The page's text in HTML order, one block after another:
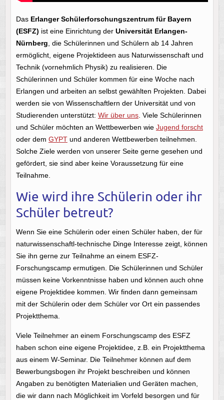
Das Erlanger Schülerforschungszentrum für Bayern
(ESFZ) ist eine Einrichtung der Universität Erlangen-
Nürnberg , die Schülerinnen und Schülern ab 14 Jahren
ermöglicht, eigene Projektideen aus Naturwissenschaft und
Technik (vornehmlich Physik) zu realisieren. Die
Schülerinnen und Schüler kommen für eine Woche nach
Erlangen und arbeiten an selbst gewählten Projekten. Dabei
werden sie von Wissenschaftlern der Universität und von
Studierenden unterstützt: Wir über uns. Viele Schülerinnen
und Schüler möchten an Wettbewerben wie Jugend forscht
oder dem GYPTund anderen Wettbewerben teilnehmen.
Solche Ziele werden von unserer Seite gerne gesehen und
gefördert, sie sind aber keine Voraussetzung für eine
Teilnahme.
Wie wird ihre Schülerin oder ihr
Schüler betreut?
Wenn Sie eine Schülerin oder einen Schüler haben, der für
naturwissenschaftl-technische Dinge Interesse zeigt, können
Sie ihn gerne zur Teilnahme an einem ESFZ-
Forschungscamp ermutigen. Die Schülerinnen und Schüler
müssen keine Vorkenntnisse haben und können auch ohne
eigene Projektidee kommen. Wir finden dann gemeinsam
mit der Schülerin oder dem Schüler vor Ort ein passendes
Projektthema.
Viele Teilnehmer an einem Forschungscamp des ESFZ
haben schon eine eigene Projektidee, z.B. ein Projektthema
aus einem W-Seminar. Die Teilnehmer können auf dem
Bewerbungsbogen ihr Projekt beschreiben und können
Angaben zu benötigten Materialien und Geräten machen,
die wir dann nach Möglichkeit im Vorfeld besorgen und für